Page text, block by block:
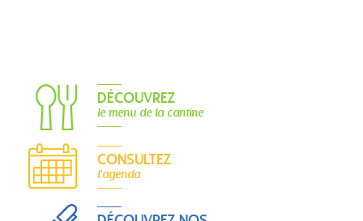
DÉCOUVREZ
le menu de la cantine
CONSULTEZ
l'agenda